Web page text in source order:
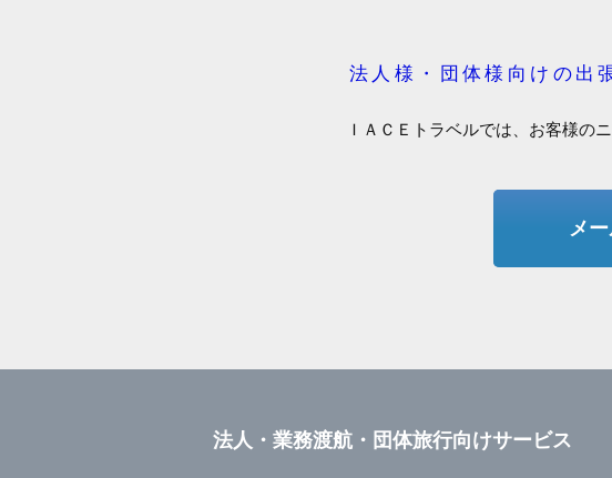
法人様・団体様向けの出
ＩＡＣＥトラベルでは、お客様の
メ
法人・業務渡航・団体旅行向けサービス